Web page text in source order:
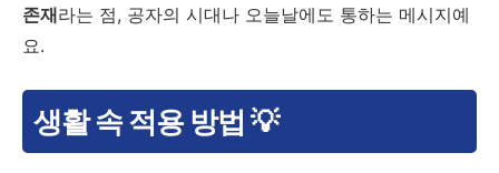
존재라는 점, 공자의 시대나 오늘날에도 통하는 메시지예
요.
생활 속 적용 방법 💡